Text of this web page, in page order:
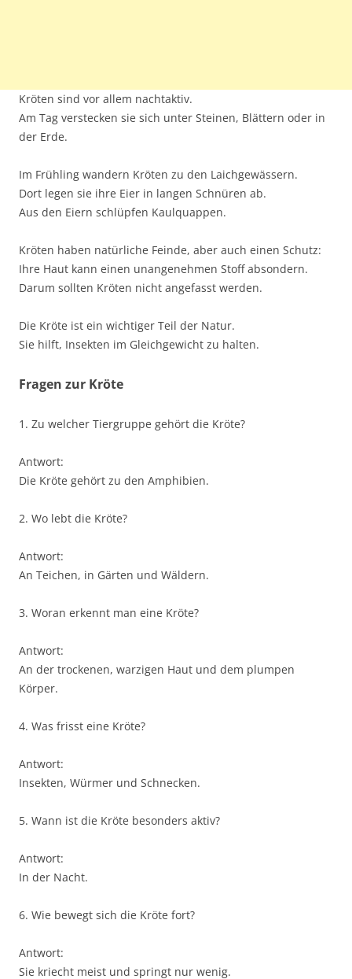
Kröten sind vor allem nachtaktiv.
Am Tag verstecken sie sich unter Steinen, Blättern oder in
der Erde.
Im Frühling wandern Kröten zu den Laichgewässern.
Dort legen sie ihre Eier in langen Schnüren ab.
Aus den Eiern schlüpfen Kaulquappen.
Kröten haben natürliche Feinde, aber auch einen Schutz:
Ihre Haut kann einen unangenehmen Stoff absondern.
Darum sollten Kröten nicht angefasst werden.
Die Kröte ist ein wichtiger Teil der Natur.
Sie hilft, Insekten im Gleichgewicht zu halten.
Fragen zur Kröte
1. Zu welcher Tiergruppe gehört die Kröte?
Antwort:
Die Kröte gehört zu den Amphibien.
2. Wo lebt die Kröte?
Antwort:
An Teichen, in Gärten und Wäldern.
3. Woran erkennt man eine Kröte?
Antwort:
An der trockenen, warzigen Haut und dem plumpen
Körper.
4. Was frisst eine Kröte?
Antwort:
Insekten, Würmer und Schnecken.
5. Wann ist die Kröte besonders aktiv?
Antwort:
In der Nacht.
6. Wie bewegt sich die Kröte fort?
Antwort:
Sie kriecht meist und springt nur wenig.